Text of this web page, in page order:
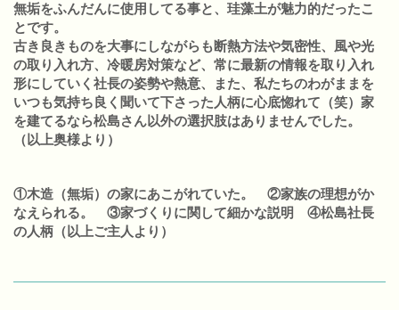
無垢をふんだんに使用してる事と、珪藻土が魅力的だったこ
とです。
古き良きものを大事にしながらも断熱方法や気密性、風や光
の取り入れ方、冷暖房対策など、常に最新の情報を取り入れ
形にしていく社長の姿勢や熱意、また、私たちのわがままを
いつも気持ち良く聞いて下さった人柄に心底惚れて（笑）家
を建てるなら松島さん以外の選択肢はありませんでした。
（以上奥様より）
①木造（無垢）の家にあこがれていた。 ②家族の理想がか
なえられる。 ③家づくりに関して細かな説明 ④松島社長
の人柄（以上ご主人より）